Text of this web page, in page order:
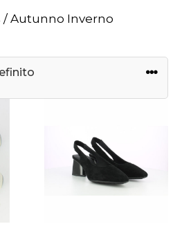
/ Autunno Inverno